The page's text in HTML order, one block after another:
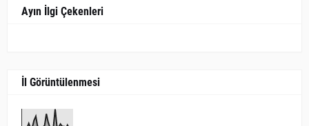
Ayın İlgi Çekenleri
İl Görüntülenmesi